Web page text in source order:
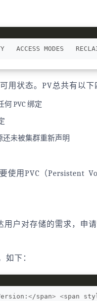
ACCESS MODES
用状态。PV总共有以下
PVC 绑定
还未被集群重新声明
使用PVC（Persistent
户对存储的需求，申
如下：
</span> <span